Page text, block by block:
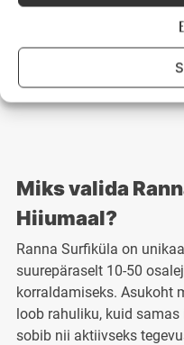
Surfikülas
Miks valida
Hiiumaal?
Ranna Surfiküla on
suurepäraselt 10-50
korraldamiseks. Asukoht
loob rahuliku, kuid
sobib nii aktiivseks